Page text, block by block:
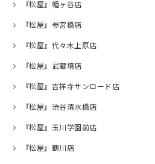
『松屋』幡ヶ谷店
『松屋』参宮橋店
『松屋』代々木上原店
『松屋』武蔵境店
『松屋』吉祥寺サンロード店
『松屋』渋谷清水橋店
『松屋』玉川学園前店
『松屋』鶴川店